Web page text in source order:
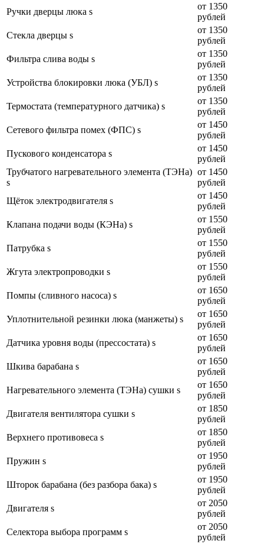
Ручки дверцы люка s
от 1350
рублей
Стекла дверцы s
от 1350
рублей
Фильтра слива воды s
от 1350
рублей
Устройства блокировки люка (УБЛ) s
от 1350
рублей
Термостата (температурного датчика) s
от 1350
рублей
Сетевого фильтра помех (ФПС) s
от 1450
рублей
Пускового конденсатора s
от 1450
рублей
Трубчатого нагревательного элемента (ТЭНа)
s
от 1450
рублей
Щёток электродвигателя s
от 1450
рублей
Клапана подачи воды (КЭНа) s
от 1550
рублей
Патрубка s
от 1550
рублей
Жгута электропроводки s
от 1550
рублей
Помпы (сливного насоса) s
от 1650
рублей
Уплотнительной резинки люка (манжеты) s
от 1650
рублей
Датчика уровня воды (прессостата) s
от 1650
рублей
Шкива барабана s
от 1650
рублей
Нагревательного элемента (ТЭНа) сушки s
от 1650
рублей
Двигателя вентилятора сушки s
от 1850
рублей
Верхнего противовеса s
от 1850
рублей
Пружин s
от 1950
рублей
Шторок барабана (без разбора бака) s
от 1950
рублей
Двигателя s
от 2050
рублей
Селектора выбора программ s
от 2050
рублей